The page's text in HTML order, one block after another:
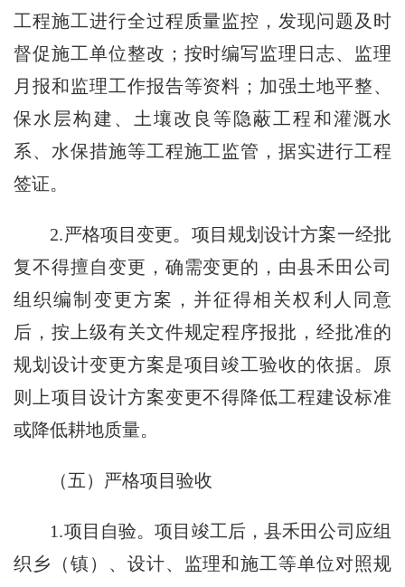
工程施工进行全过程质量监控，发现问题及时
督促施工单位整改；按时编写监理日志、监理
月报和监理工作报告等资料；加强土地平整、
保水层构建、土壤改良等隐蔽工程和灌溉水
系、水保措施等工程施工监管，据实进行工程
签证。
2.严格项目变更。项目规划设计方案一经批
复不得擅自变更，确需变更的，由县禾田公司
组织编制变更方案，并征得相关权利人同意
后，按上级有关文件规定程序报批，经批准的
规划设计变更方案是项目竣工验收的依据。原
则上项目设计方案变更不得降低工程建设标准
或降低耕地质量。
（五）严格项目验收
1.项目自验。项目竣工后，县禾田公司应组
织乡（镇）、设计、监理和施工等单位对照规